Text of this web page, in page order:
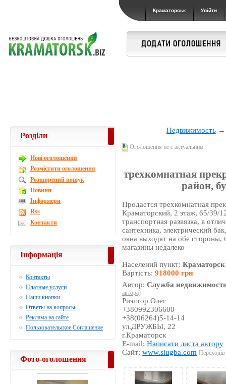
Краматорськ Увійти
Недвижимость
Оголошення не є актуальним
трехкомнатная
район,
Продается трехкомнатная
Краматорский, 2 этаж, 65/39/
транспортная развязка, в
сантехника, электрический
окна выходят на обе стороны,
магазины недалеко
Населений пункт:Краматорск
Вартість:918000 грн
Автор:Служба
автора)
Риэлтор Олег
+380992306600
+38(06264)5-14-14
ул.ДРУЖБЫ, 22
г.Краматорск
E-mail:Написати листа автору
Сайт:www.slugba.com
Розділи
Новi оголошення
Розмістити оголошення
Розширений пошук
Новини
Інформери
Rss
Контакти
Інформація
Контакты
Платные услуги
Наши кнопки
Ответы на вопросы
Реклама на сайте
Пользовательское Соглашение
Фото-оголошення